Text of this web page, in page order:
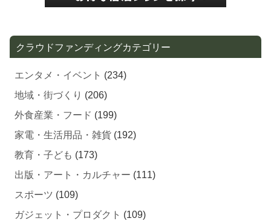
クラウドファンディングカテゴリー
エンタメ・イベント (234)
地域・街づくり (206)
外食産業・フード (199)
家電・生活用品・雑貨 (192)
教育・子ども (173)
出版・アート・カルチャー (111)
スポーツ (109)
ガジェット・プロダクト (109)